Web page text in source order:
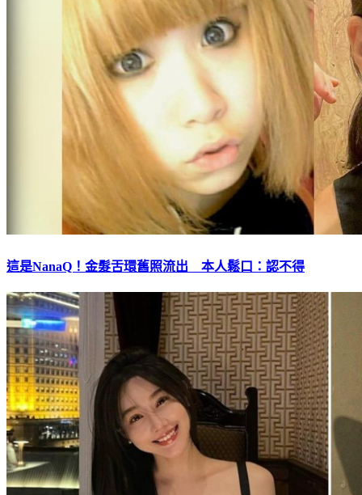
這是NanaQ！金髮舌環舊照流出 本人鬆口：認不得